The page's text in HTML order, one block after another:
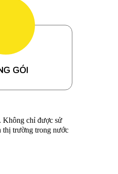
GÓI
Không chỉ được sử
thị trường trong nước